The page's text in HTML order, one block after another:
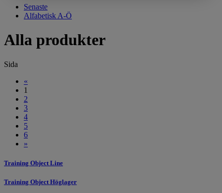
Senaste
Alfabetisk A-Ö
Alla produkter
Sida
«
1
2
3
4
5
6
»
Training Object Line
Training Object Höglager